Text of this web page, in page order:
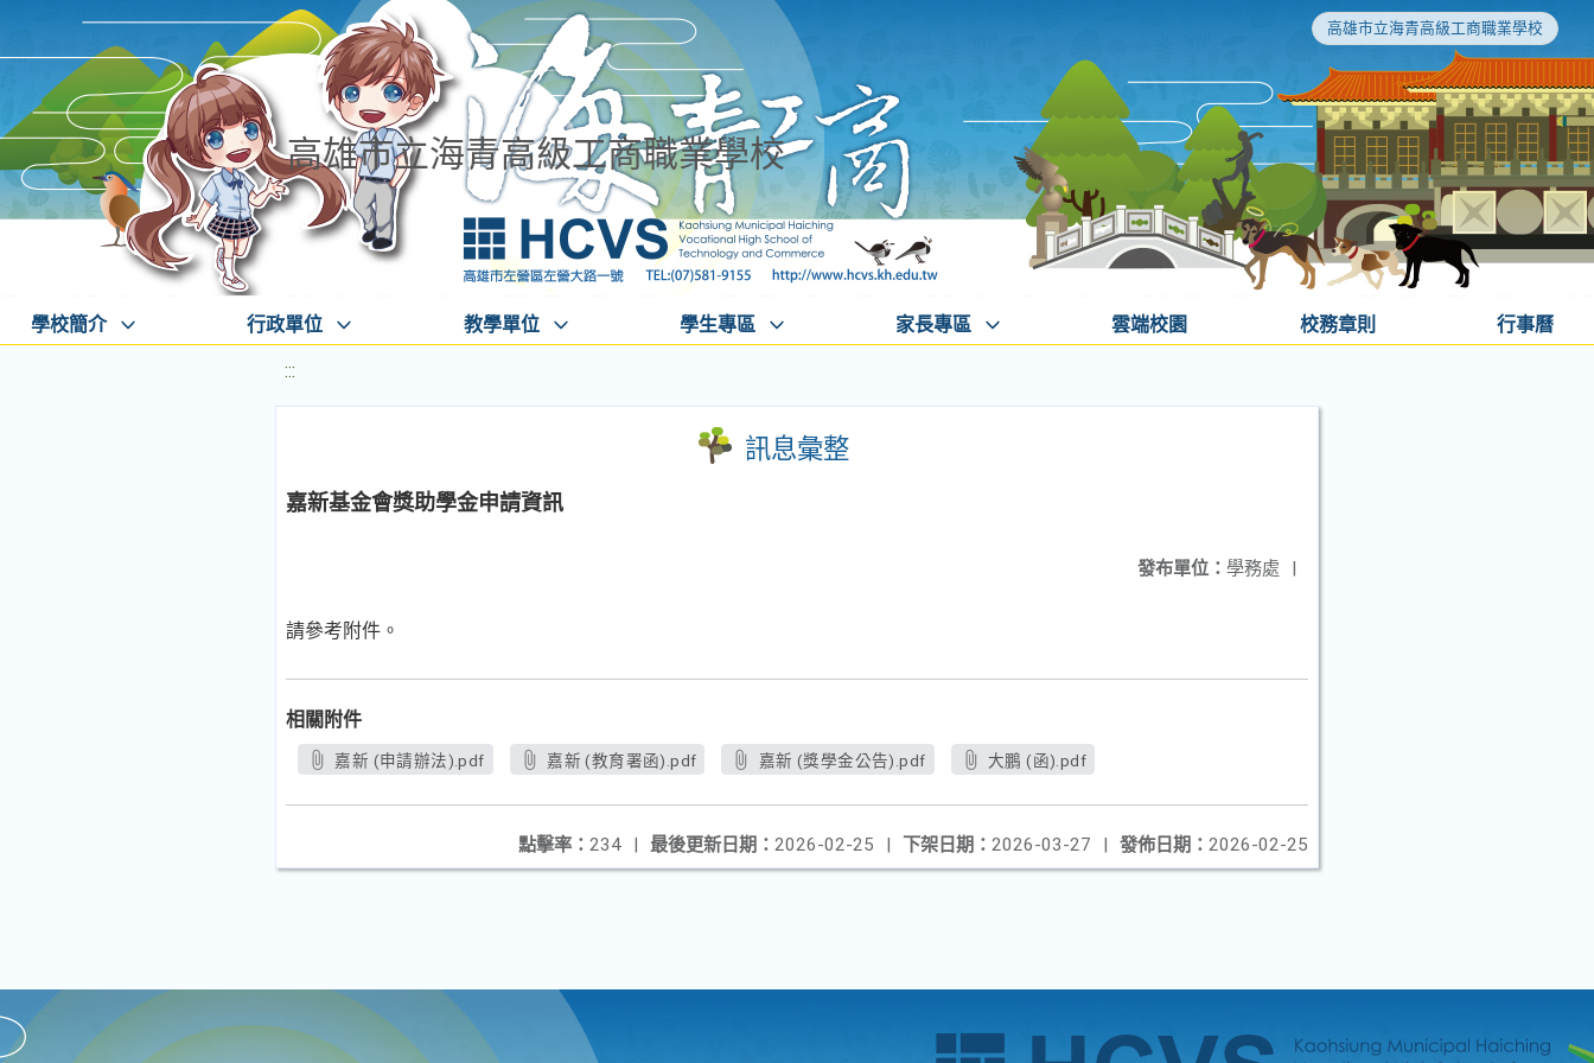
高雄市立海青高級工商職業學校
高雄市立海青高級工商職業學校
學校簡介 行政單位 教學單位 學生專區 家長專區 雲端校園 校務章則 行事曆
:::
訊息彙整
嘉新基金會獎助學金申請資訊
發布單位： 學務處 |
請參考附件。
相關附件
嘉新 (申請辦法).pdf 嘉新 (教育署函).pdf 嘉新 (獎學金公告).pdf 大鵬 (函).pdf
發佈日期： 2026-02-25
下架日期： 2026-03-27 |
最後更新日期： 2026-02-25 |
點擊率： 234 |